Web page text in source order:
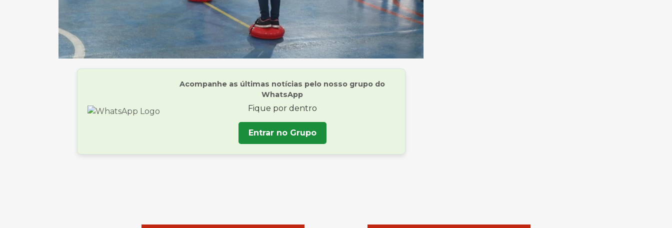
Acompanhe as últimas notícias pelo nosso grupo do
WhatsApp
Fique por dentro
Entrar no Grupo